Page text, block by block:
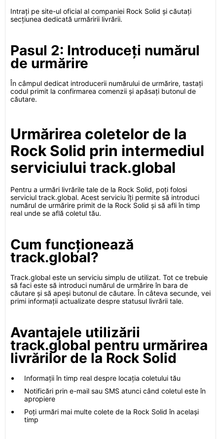
Intrați pe site-ul oficial al companiei Rock Solid și căutați
secțiunea dedicată urmăririi livrării.
Pasul 2: Introduceți numărul
de urmărire
În câmpul dedicat introducerii numărului de urmărire, tastați
codul primit la confirmarea comenzii și apăsați butonul de
căutare.
Urmărirea coletelor de la
Rock Solid prin intermediul
serviciului track.global
Pentru a urmări livrările tale de la Rock Solid, poți folosi
serviciul track.global. Acest serviciu îți permite să introduci
numărul de urmărire primit de la Rock Solid și să afli în timp
real unde se află coletul tău.
Cum funcționează
track.global?
Track.global este un serviciu simplu de utilizat. Tot ce trebuie
să faci este să introduci numărul de urmărire în bara de
căutare și să apeși butonul de căutare. În câteva secunde, vei
primi informații actualizate despre statusul livrării tale.
Avantajele utilizării
track.global pentru urmărirea
livrărilor de la Rock Solid
Informații în timp real despre locația coletului tău
Notificări prin e-mail sau SMS atunci când coletul este în
apropiere
Poți urmări mai multe colete de la Rock Solid în același
timp